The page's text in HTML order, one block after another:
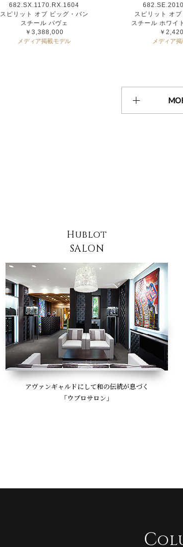
682.SX.1170.RX.1604
スピリット オブ ビッグ・バン
スチール パヴェ
￥3,388,000
メディア掲載モデル
スピリット オ
スチール ホワイ
￥
メディア
Hublot
SALON
アヴァンギャルドにして和の伝統が息づく
「ウブロサロン」
C